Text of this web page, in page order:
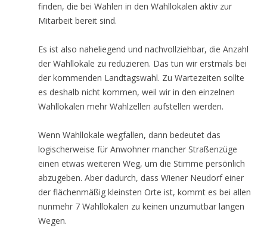
finden, die bei Wahlen in den Wahllokalen aktiv zur
Mitarbeit bereit sind.
Es ist also naheliegend und nachvollziehbar, die Anzahl
der Wahllokale zu reduzieren. Das tun wir erstmals bei
der kommenden Landtagswahl. Zu Wartezeiten sollte
es deshalb nicht kommen, weil wir in den einzelnen
Wahllokalen mehr Wahlzellen aufstellen werden.
Wenn Wahllokale wegfallen, dann bedeutet das
logischerweise für Anwohner mancher Straßenzüge
einen etwas weiteren Weg, um die Stimme persönlich
abzugeben. Aber dadurch, dass Wiener Neudorf einer
der flächenmäßig kleinsten Orte ist, kommt es bei allen
nunmehr 7 Wahllokalen zu keinen unzumutbar langen
Wegen.